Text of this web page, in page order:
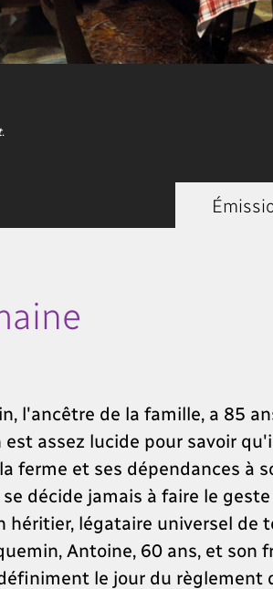
l'ancêtre de la famille, a 85
est assez lucide pour savoir
ferme et ses dépendances à
décide jamais à faire le
légataire universel de
Antoine, 60 ans, et son
le jour du règlement